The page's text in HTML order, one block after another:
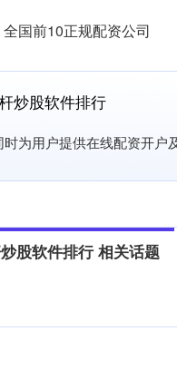
全国前10正规配资公司
炒股软件排行
为用户提供在线配资开
股软件排行 相关话题